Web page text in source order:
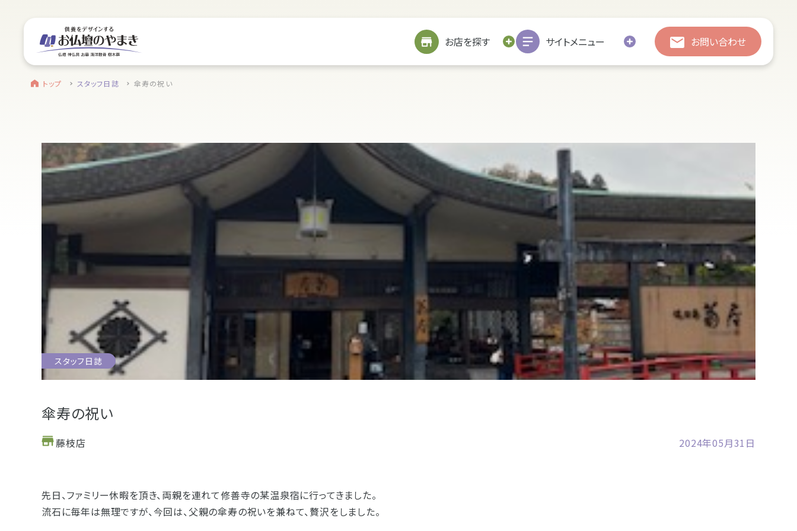
お店を探す サイトメニュー お問い合わせ
find a store お近くのお店を探す サイトメニューを見る 総合お問い合わせ
駐車場
駐車場12台駐車可能
所在地
静岡県浜松市浜北区東美薗182
電話番号
053-586-7876
詳細を見る
静岡本通店 清水店 裾野店
site menu サイトメニュー お近くのお店を探す 総合お問い合わせ
静岡のお盆
盆提灯・初盆で使う品・その他お盆用品
main service
お仏壇
お仏壇を探す 修繕 お引越し
処分・廃棄
お仏壇サービスについての
お仏壇トップ
お位牌
お位牌を探す 戒名書き 修繕
処分・廃棄
お位牌サービスについての
お位牌トップ
仏具を探す 修繕 処分・廃棄
お客様の声
仏具サービスについての
仏具トップ
お墓
お墓をつくる クリーニング 追加彫刻
リフォーム 墓じまい
お客様の声
お墓サービスについての
お問い合わせ
お墓トップ
TOP お客様の声
海洋散骨サービスについての
お問い合わせ
樹木葬
- スタッフブログ
トップ スタッフ日誌 傘寿の祝い
スタッフ日誌
傘寿の祝い
藤枝店 2024年05月31日
先日、ファミリー休暇を頂き、両親を連れて修善寺の某温泉宿に行ってきました。
流石に毎年は無理ですが、今回は、父親の傘寿の祝いを兼ねて、贅沢をしました。